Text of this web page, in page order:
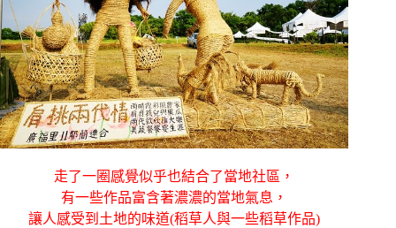
走了一圈感覺似乎也結合了當地社區，
有一些作品富含著濃濃的當地氣息，
讓人感受到土地的味道(稻草人與一些稻草作品)